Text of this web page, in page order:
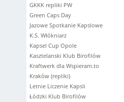
GKKK repliki PW
Green Caps Day
Jazowe Spotkanie Kapslowe
K.S. Włókniarz
Kapsel Cup Opole
Kasztelanski Klub Birofilów
Kraftwerk dla Wspieram.to
Kraków (repliki)
Letnie Liczenie Kapsli
Łódzki Klub Birofilów